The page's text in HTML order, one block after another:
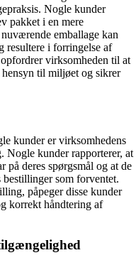
Nogle kunder
pakket i en mere
emballage kan
resultere i forringelse af
virksomheden til at
til miljøet og sikrer
kunder er virksomhedens
Nogle kunder rapporterer, at
på deres spørgsmål og at de
bestillinger som forventet.
påpeger disse kunder
korrekt håndtering af